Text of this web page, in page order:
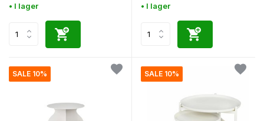
• I lager • I lager
SALE 10% SALE 10%